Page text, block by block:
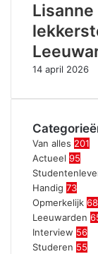
14 april 2026
Van alles 201
Actueel 95
Handig 73
Opmerkelijk 68
Leeuwarden
Interview 56
Studeren 55